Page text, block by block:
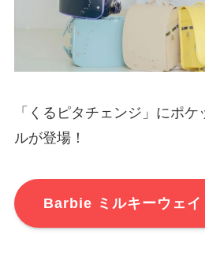
「くるピタチェンジ」にポ
ルが登場！
Barbie ミルキーウェイ